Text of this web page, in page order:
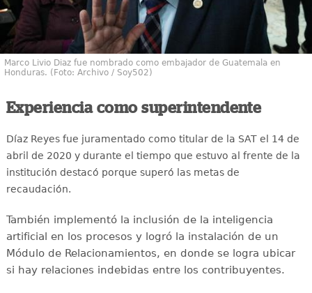
Marco Livio Diaz fue nombrado como embajador de Guatemala en
Honduras. (Foto: Archivo / Soy502)
Experiencia como superintendente
Díaz Reyes fue juramentado como titular de la SAT el 14 de
abril de 2020 y durante el tiempo que estuvo al frente de la
institución destacó porque superó las metas de
recaudación.
También implementó la inclusión de la inteligencia
artificial en los procesos y logró la instalación de un
Módulo de Relacionamientos, en donde se logra ubicar
si hay relaciones indebidas entre los contribuyentes.